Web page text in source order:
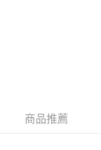
商品推薦